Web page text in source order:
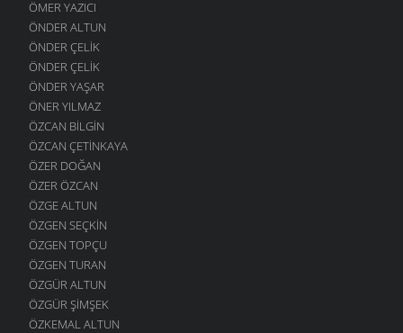
ÖMER YAZICI
ÖNDER ALTUN
ÖNDER ÇELIK
ÖNDER ÇELIK
ÖNDER YAŞAR
ÖNER YILMAZ
ÖZCAN BILGIN
ÖZCAN ÇETINKAYA
ÖZER DOĞAN
ÖZER ÖZCAN
ÖZGE ALTUN
ÖZGEN SEÇKIN
ÖZGEN TOPÇU
ÖZGEN TURAN
ÖZGÜR ALTUN
ÖZGÜR ŞIMŞEK
ÖZKEMAL ALTUN